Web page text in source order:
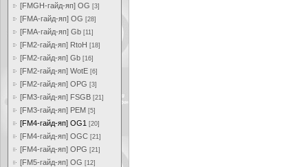
[FMGH-гайд-яп] OG [3]
[FMA-гайд-яп] OG [28]
[FMA-гайд-яп] Gb [11]
[FM2-гайд-яп] RtoH [18]
[FM2-гайд-яп] Gb [16]
[FM2-гайд-яп] WotE [6]
[FM2-гайд-яп] OPG [3]
[FM3-гайд-яп] FSGB [21]
[FM3-гайд-яп] PEM [5]
[FM4-гайд-яп] OG1 [20]
[FM4-гайд-яп] OGC [21]
[FM4-гайд-яп] OPG [21]
[FM5-гайд-яп] OG [12]